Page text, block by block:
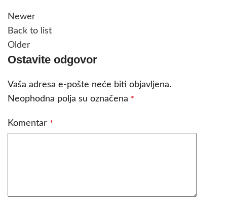
Newer
Back to list
Older
Ostavite odgovor
Vaša adresa e-pošte neće biti objavljena.
Neophodna polja su označena *
Komentar *